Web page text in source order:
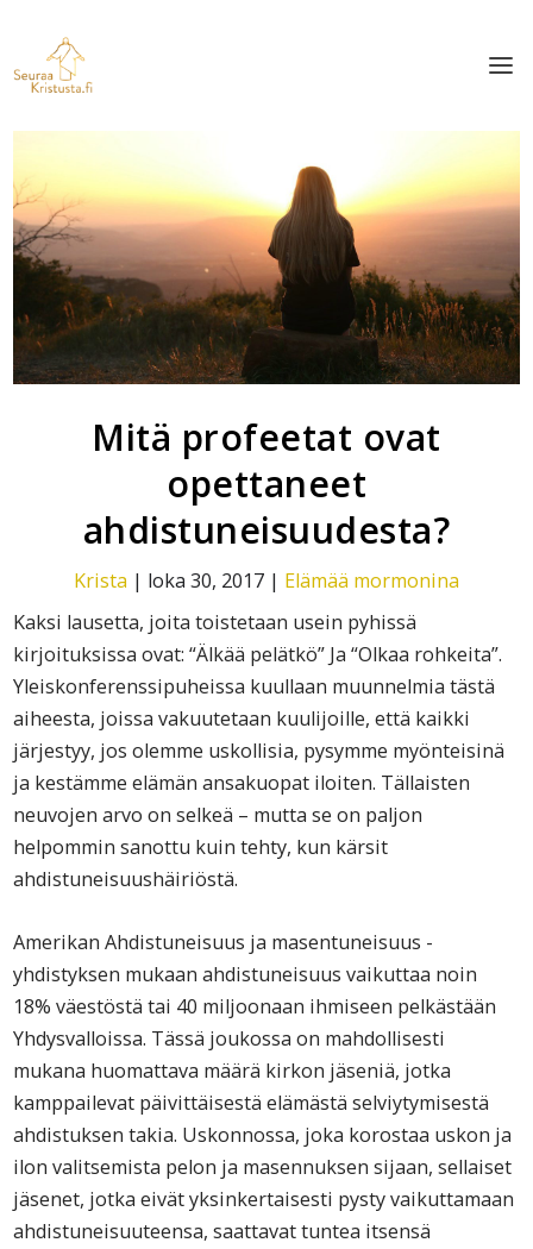
Mitä profeetat ovat
opettaneet
ahdistuneisuudesta?
Krista | loka 30, 2017 | Elämää mormonina
Kaksi lausetta, joita toistetaan usein pyhissä
kirjoituksissa ovat: “Älkää pelätkö” Ja “Olkaa rohkeita”.
Yleiskonferenssipuheissa kuullaan muunnelmia tästä
aiheesta, joissa vakuutetaan kuulijoille, että kaikki
järjestyy, jos olemme uskollisia, pysymme myönteisinä
ja kestämme elämän ansakuopat iloiten. Tällaisten
neuvojen arvo on selkeä – mutta se on paljon
helpommin sanottu kuin tehty, kun kärsit
ahdistuneisuushäiriöstä.
Amerikan Ahdistuneisuus ja masentuneisuus -
yhdistyksen mukaan ahdistuneisuus vaikuttaa noin
18% väestöstä tai 40 miljoonaan ihmiseen pelkästään
Yhdysvalloissa. Tässä joukossa on mahdollisesti
mukana huomattava määrä kirkon jäseniä, jotka
kamppailevat päivittäisestä elämästä selviytymisestä
ahdistuksen takia. Uskonnossa, joka korostaa uskon ja
ilon valitsemista pelon ja masennuksen sijaan, sellaiset
jäsenet, jotka eivät yksinkertaisesti pysty vaikuttamaan
ahdistuneisuuteensa, saattavat tuntea itsensä